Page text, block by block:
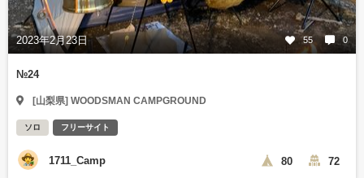
2023年2月23日 55 0
№24
[山梨県] WOODSMAN CAMPGROUND
ソロ フリーサイト
1711_Camp 80 72